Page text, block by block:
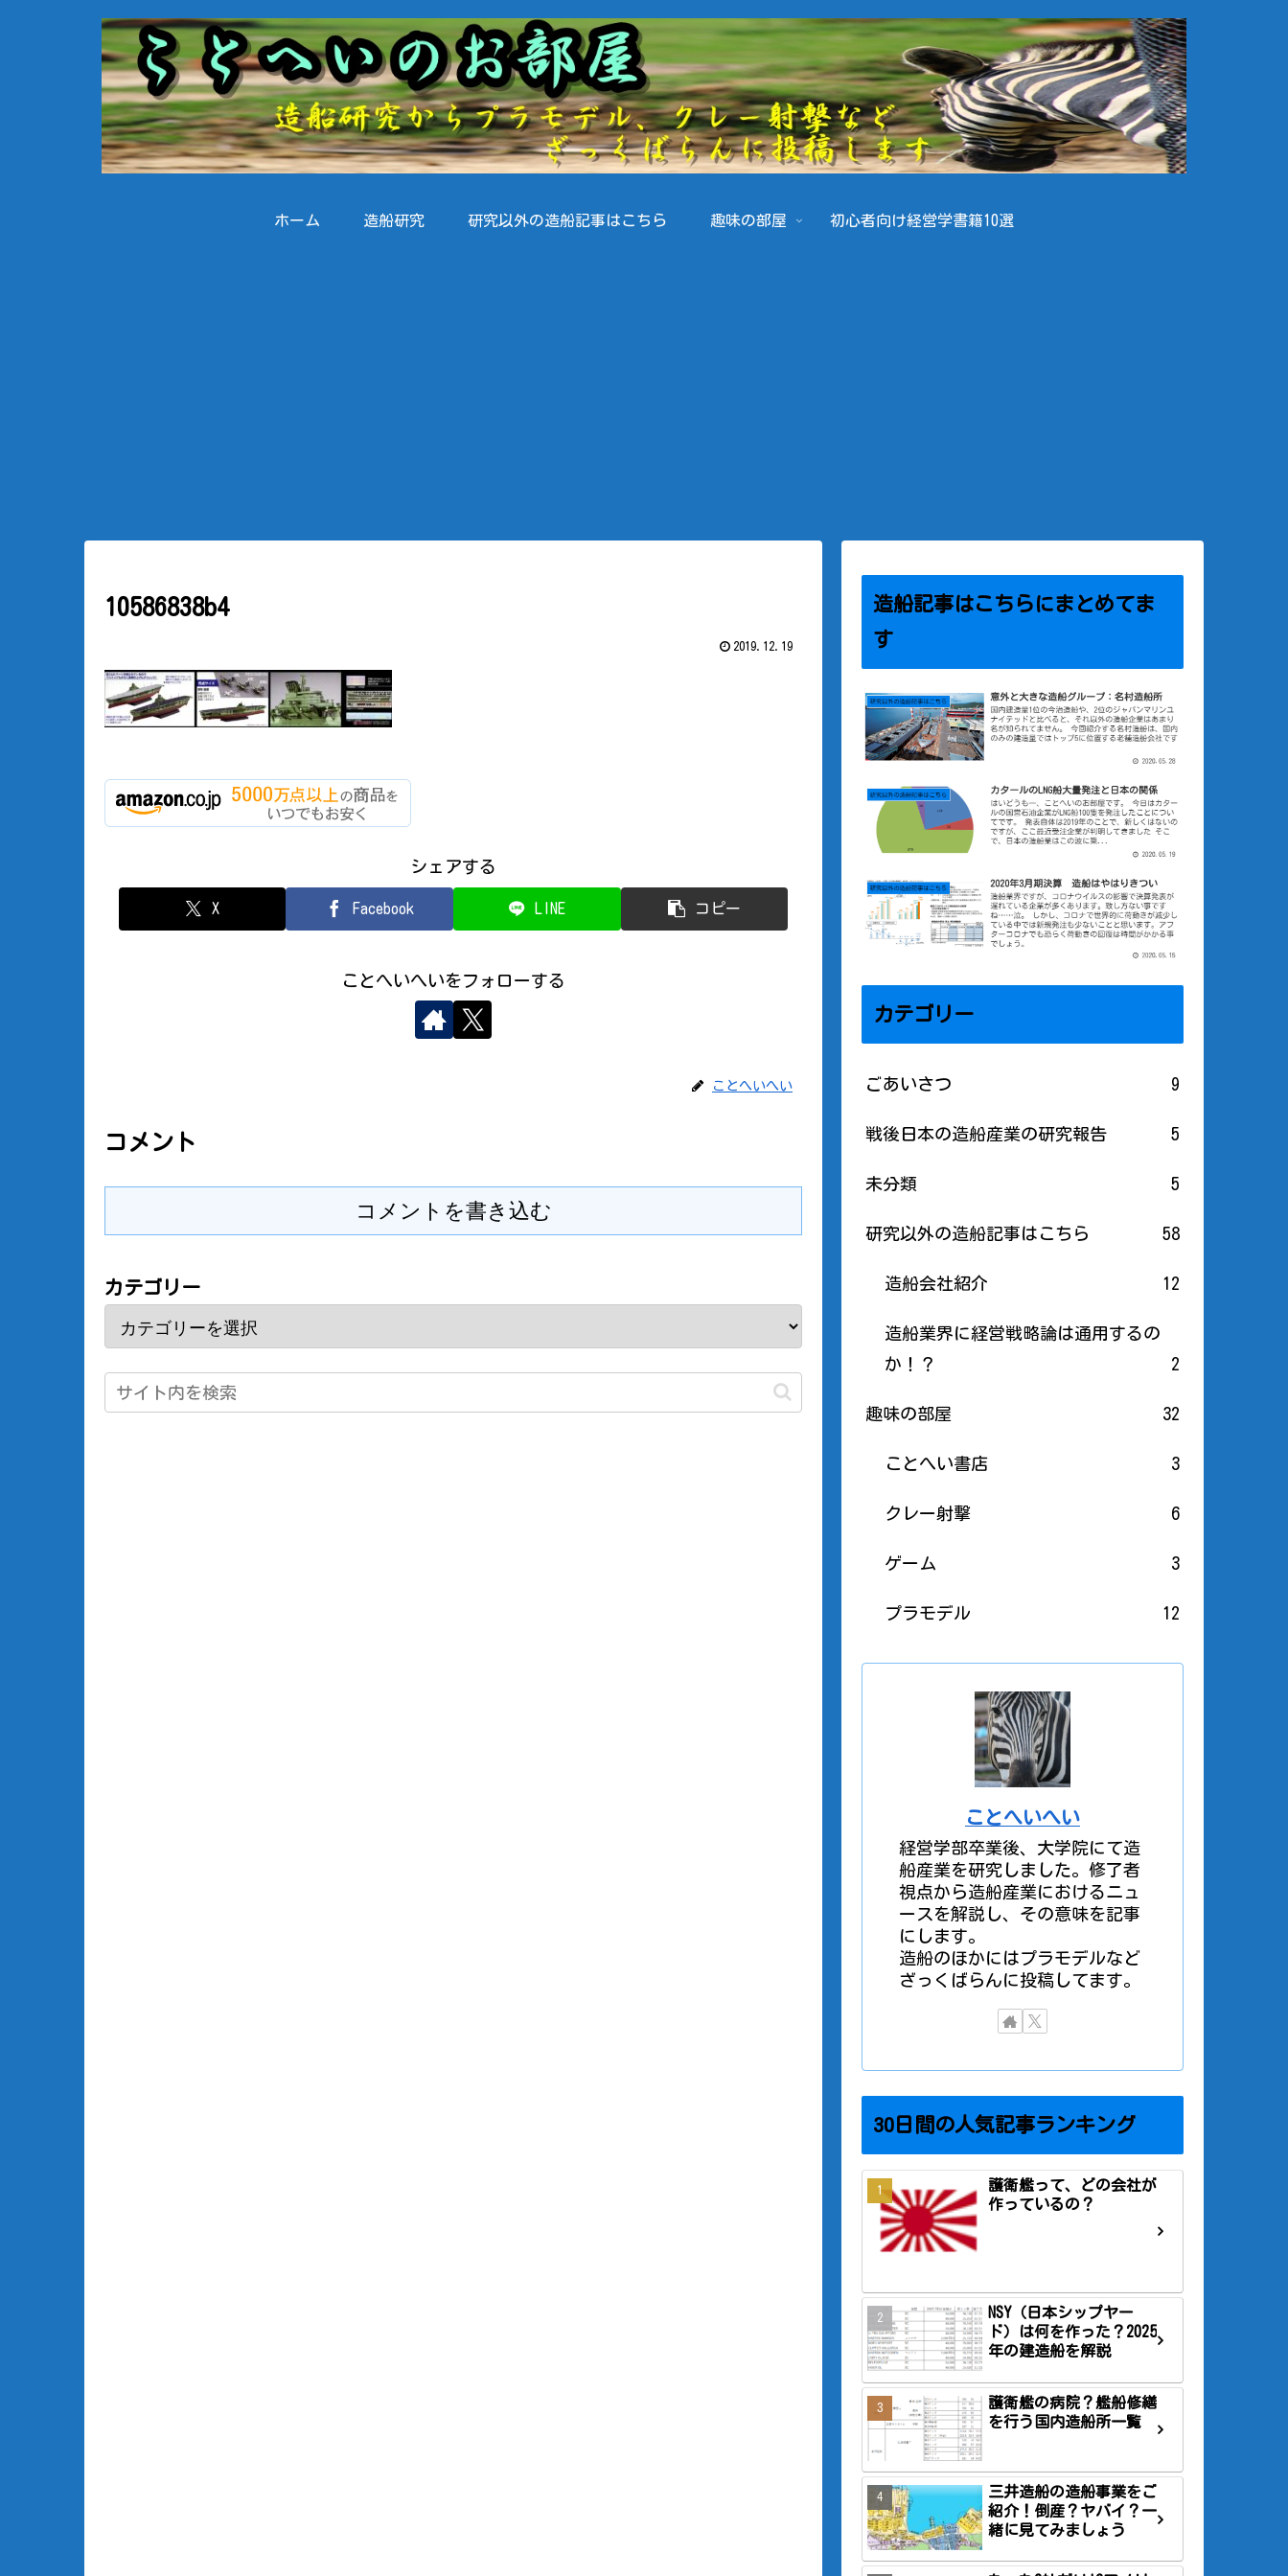
ホーム 造船研究 研究以外の造船記事はこちら 趣味の部屋 初心者向け経営学書籍10選
10586838b4
2019.12.19
シェアする
X Facebook LINE コピー
ことへいへいをフォローする
ことへいへい
コメント
コメントを書き込む
カテゴリー
造船記事はこちらにまとめてま
す
カテゴリー
ごあいさつ 9
戦後日本の造船産業の研究報告 5
未分類 5
研究以外の造船記事はこちら 58
造船会社紹介 12
造船業界に経営戦略論は通用するの
か！？
2
趣味の部屋 32
ことへい書店 3
クレー射撃 6
ゲーム 3
プラモデル 12
ことへいへい
経営学部卒業後、大学院にて造
船産業を研究しました。修了者
視点から造船産業におけるニュ
ースを解説し、その意味を記事
にします。
造船のほかにはプラモデルなど
ざっくばらんに投稿してます。
30日間の人気記事ランキング
護衛艦って、どの会社が
作っているの？
NSY（日本シップヤー
ド）は何を作った？2025
年の建造船を解説
護衛艦の病院？艦船修繕
を行う国内造船所一覧
三井造船の造船事業をご
紹介！倒産？ヤバイ？一
緒に見てみましょう